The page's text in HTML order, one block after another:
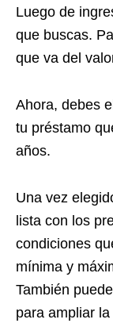
Luego de
que buscas.
que va del
Ahora, debes
tu préstamo
años.
Una vez
lista con los
condiciones
mínima y
También
para ampliar